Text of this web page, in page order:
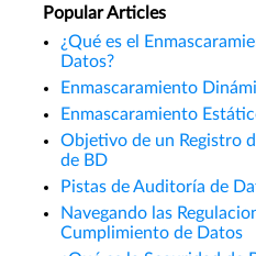
Popular Articles
¿Qué es el
Datos?
Enmascaramiento
Enmascaramiento
Objetivo de un Registro
de BD
Pistas de Auditoría de
Navegando las
Cumplimiento de Datos